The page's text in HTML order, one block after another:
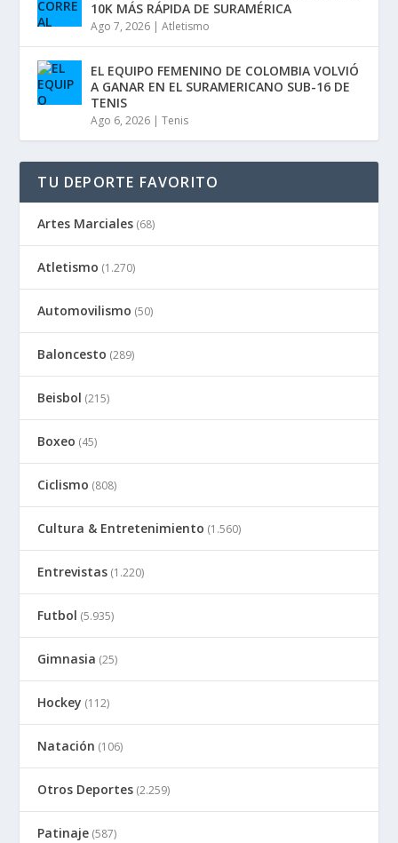
10K MÁS RÁPIDA DE SURAMÉRICA
Ago 7, 2026 |Atletismo
EL EQUIPO FEMENINO DE COLOMBIA VOLVIÓ
A GANAR EN EL SURAMERICANO SUB-16 DE
TENIS
Ago 6, 2026 |Tenis
TU DEPORTE FAVORITO
Artes Marciales (68)
Atletismo (1.270)
Automovilismo (50)
Baloncesto (289)
Beisbol (215)
Boxeo (45)
Ciclismo (808)
Cultura & Entretenimiento (1.560)
Entrevistas (1.220)
Futbol (5.935)
Gimnasia (25)
Hockey (112)
Natación (106)
Otros Deportes (2.259)
Patinaje (587)